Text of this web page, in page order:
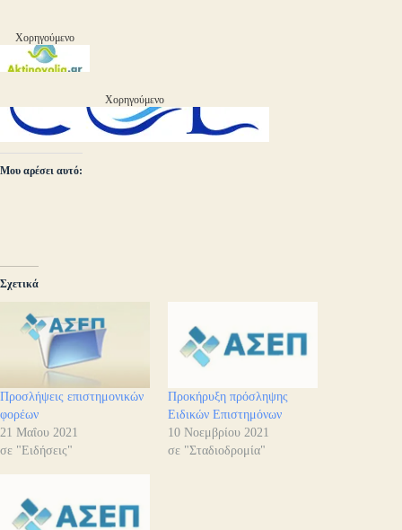
Χορηγούμενο
Χορηγούμενο
Μου αρέσει αυτό:
Σχετικά
Προσλήψεις επιστημονικών
φορέων
21 Μαΐου 2021
σε "Ειδήσεις"
Προκήρυξη πρόσληψης
Ειδικών Επιστημόνων
10 Νοεμβρίου 2021
σε "Σταδιοδρομία"